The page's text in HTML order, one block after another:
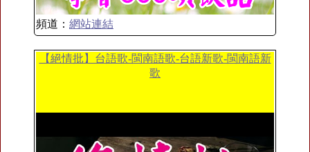
頻道： 網站連結
【絕情批】台語歌-閩南語歌-台語新歌-閩南語新
歌